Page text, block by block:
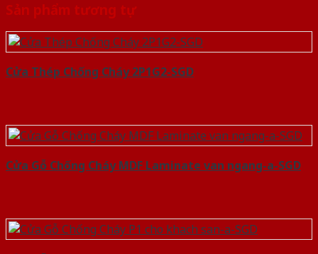
Sản phẩm tương tự
Cửa Thép Chống Cháy 2P1G2-SGD
Cửa Gỗ Chống Cháy MDF Laminate van ngang-a-SGD